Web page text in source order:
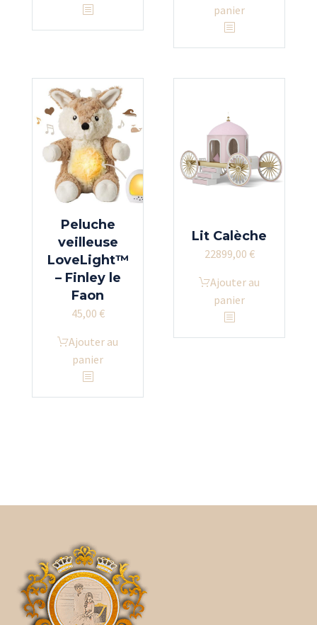
panier
Peluche
veilleuse
LoveLight™
– Finley le
Faon
45,00 €
Ajouter au
panier
Lit Calèche
22899,00 €
Ajouter au
panier